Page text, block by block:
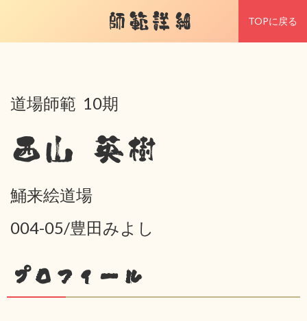
師範詳細 TOPに戻る
道場師範 10期
西山 英樹
鯒来絵道場
004-05/豊田みよし
プロフィール